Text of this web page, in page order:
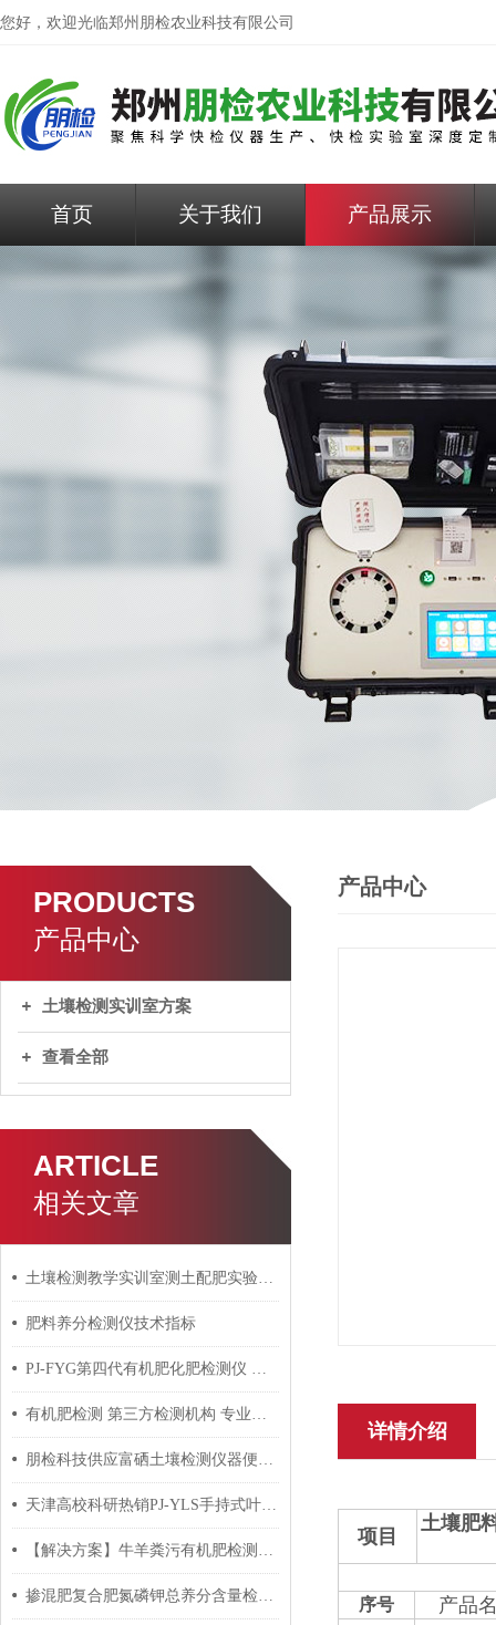
您好，欢迎光临郑州朋检农业科技有限公司
首页 关于我们 产品展示
PRODUCTS
产品中心
土壤检测实训室方案
查看全部
ARTICLE
相关文章
土壤检测教学实训室测土配肥实验室建设仪器设备配套方案
肥料养分检测仪技术指标
PJ-FYG第四代有机肥化肥检测仪 生物有机肥分析仪
有机肥检测 第三方检测机构 专业检测报告
朋检科技供应富硒土壤检测仪器便携式土壤全硒测定仪
天津高校科研热销PJ-YLS手持式叶绿素测定仪
【解决方案】牛羊粪污有机肥检测实验室建设方案-有机肥料加工厂化验室配置
掺混肥复合肥氮磷钾总养分含量检测仪器
产品中心
详情介绍
项目
土壤肥
序号 产品